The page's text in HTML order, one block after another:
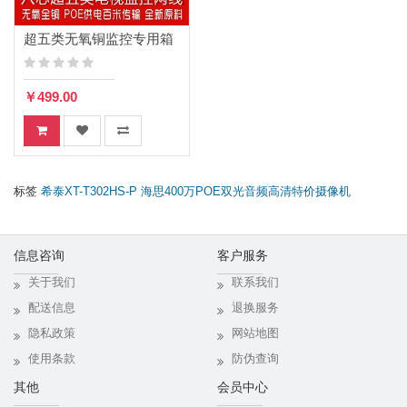
超五类无氧铜监控专用箱
式网线
￥499.00
标签 希泰XT-T302HS-P 海思400万POE双光音频高清特价摄像机
信息咨询
关于我们
配送信息
隐私政策
使用条款
客户服务
联系我们
退换服务
网站地图
防伪查询
其他 会员中心